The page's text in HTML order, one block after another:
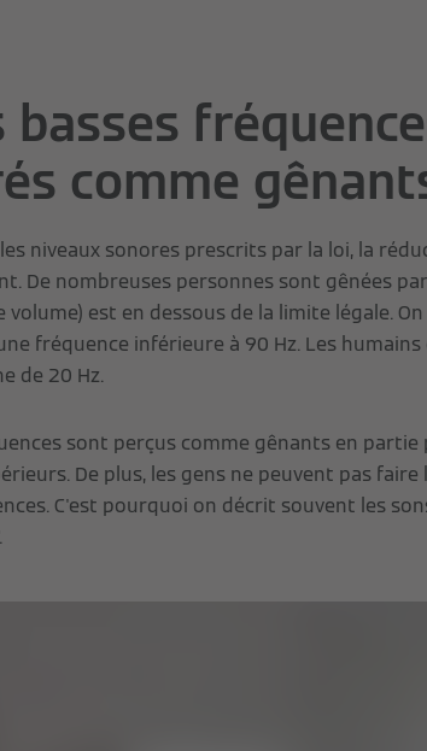
basses
comme
niveaux sonores prescrits par la loi, la
De nombreuses personnes sont gênées
est en dessous de la limite légale.
fréquence inférieure à 90 Hz. Les
de 20 Hz.
sont perçus comme gênants en
De plus, les gens ne peuvent pas
C'est pourquoi on décrit souvent les